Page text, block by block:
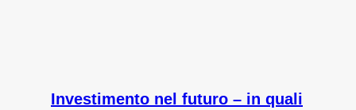
Investimento nel futuro – in quali